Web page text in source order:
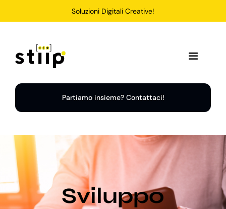
Soluzioni Digitali Creative!
Toggle
Home
Soluzioni
Chi Siamo
Partiamo insieme? Contattaci!
Sviluppo